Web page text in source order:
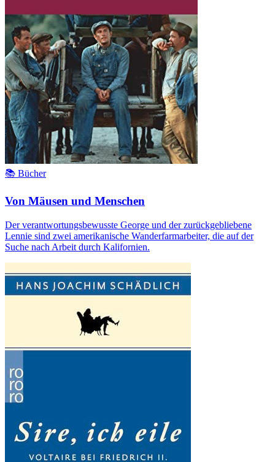
📚 Bücher
Von Mäusen und Menschen
Der verantwortungsbewusste George und der zurückgebliebene
Lennie sind zwei amerikanische Wanderfarmarbeiter, die auf der
Suche nach Arbeit durch Kalifornien.